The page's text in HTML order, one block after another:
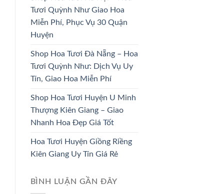
HOA CÔ DÂU
33 SẢN PHẨM
Tươi Quỳnh Như Giao Hoa
Miễn Phí, Phục Vụ 30 Quận
Huyện
Shop Hoa Tươi Đà Nẵng – Hoa
Tươi Quỳnh Như: Dịch Vụ Uy
Tín, Giao Hoa Miễn Phí
Shop Hoa Tươi Huyện U Minh
Thượng Kiên Giang – Giao
Nhanh Hoa Đẹp Giá Tốt
Hoa Tươi Huyện Giồng Riềng
Kiên Giang Uy Tín Giá Rẻ
BÌNH LUẬN GẦN ĐÂY